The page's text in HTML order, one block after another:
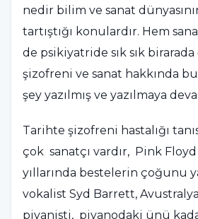
nedir bilim ve sanat
tartıştığı konulardır. Hem
de psikiyatride sık sık
şizofreni ve sanat hakkında
şey yazılmış ve yazılmaya
Tarihte şizofreni hastalığı
çok sanatçı vardır, Pink
yıllarında bestelerin çoğunu
vokalist Syd Barrett,
piyanisti, piyanodaki ünü